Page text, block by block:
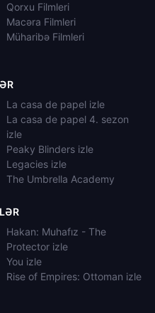
Qorxu Filmleri
Macəra Filmleri
Müharibə Filmleri
La casa de papel izle
La casa de papel 4. sezon
izle
Peaky Blinders izle
Legacies izle
The Umbrella Academy
Hakan: Muhafız - The
Protector izle
You izle
Rise of Empires: Ottoman izle